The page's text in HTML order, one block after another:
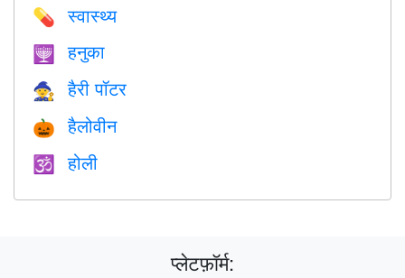
💊 स्वास्थ्य
🕎 हनुका
🧙 हैरी पॉटर
🎃 हैलोवीन
🕉 होली
प्लेटफ़ॉर्म: